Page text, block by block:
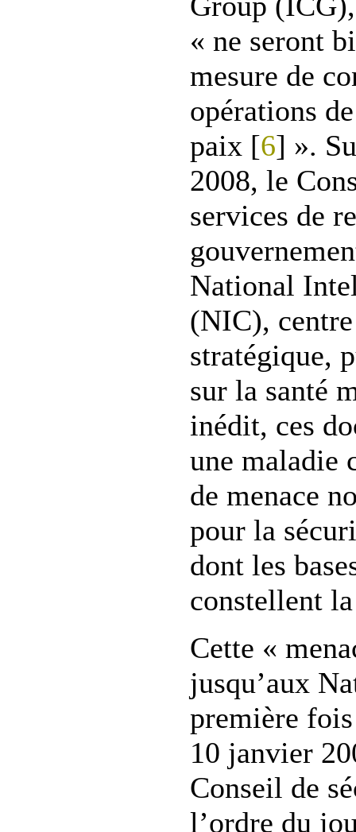
« ne seront
mesure de
opérations
paix [6] ».
2008, le
services de
National
(NIC),
stratégique,
sur la santé
inédit, ces
une maladie
de menace
pour la
dont les
constellent
Cette «
jusqu’aux
première
10 janvier
Conseil de
l’ordre du